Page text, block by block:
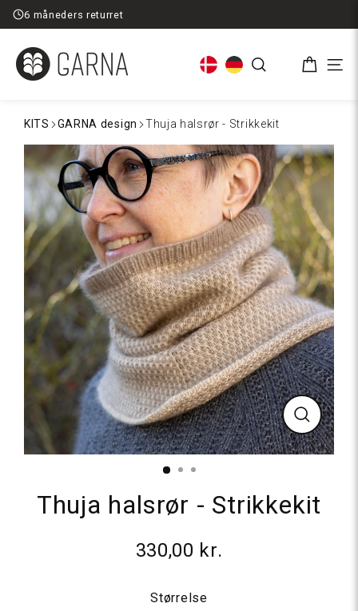
Spring
Fri fragt ved køb over 599,-
KITS GARNA design Thuja halsrør - Strikkekit
Luk
Thuja halsrør - Strikkekit
Normalpris
330,00 kr.
Størrelse